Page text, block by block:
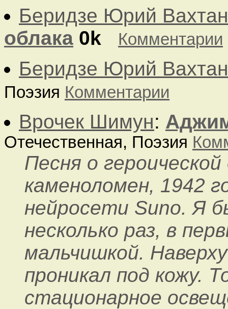
Беридзе Юрий
облака 0k Комментарии
Беридзе Юрий
Поэзия Комментарии
Врочек Шимун:
Отечественная, Поэзия
Песня о
каменоломен, 1942
нейросети Suno. Я
несколько раз, в
мальчишкой.
проникал под кожу.
стационарное